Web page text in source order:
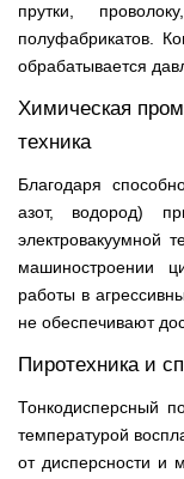
прутки,
полуфабрикатов.
обрабатывается
Химическая
техника
Благодаря
азот, водород)
электровакуумной
машиностроении
работы в
не обеспечивают
Пиротехника и
Тонкодисперсный
температурой
от дисперсности и